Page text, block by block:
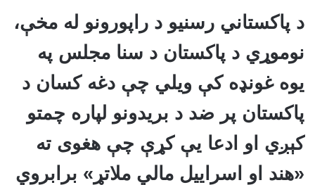
د پاکستاني رسنیو د راپورونو له مخې،
نوموړي د پاکستان د سنا مجلس په
یوه غونډه کې ویلي چې دغه کسان د
پاکستان پر ضد د بریدونو لپاره چمتو
کېږي او ادعا یې کړې چې هغوی ته
«هند او اسراییل مالي ملاتړ» برابروي